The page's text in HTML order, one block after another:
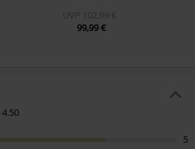
UVP
102,99 €
99,99 €
4.50
5